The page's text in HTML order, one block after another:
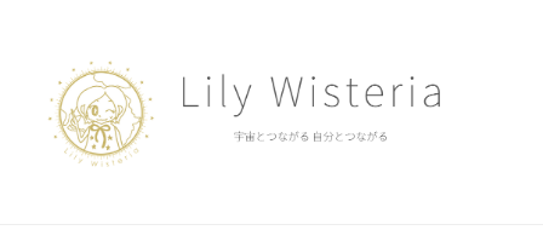
primary
navigation
content